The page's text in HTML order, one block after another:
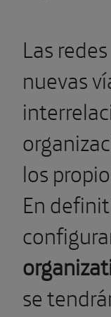
Las
nuevas
los
En
se